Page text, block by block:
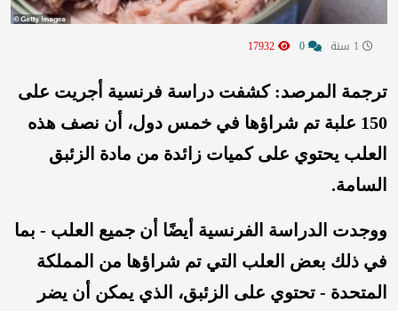
ترجمة المرصد: كشفت دراسة فرنسية أجريت على
150 علبة تم شراؤها في خمس دول، أن نصف هذه
العلب يحتوي على كميات زائدة من مادة الزئبق
السامة.
ووجدت الدراسة الفرنسية أيضًا أن جميع العلب - بما
في ذلك بعض العلب التي تم شراؤها من المملكة
المتحدة - تحتوي على الزئبق، الذي يمكن أن يضر